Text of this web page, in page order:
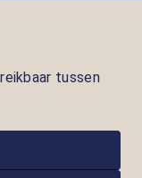
tussen